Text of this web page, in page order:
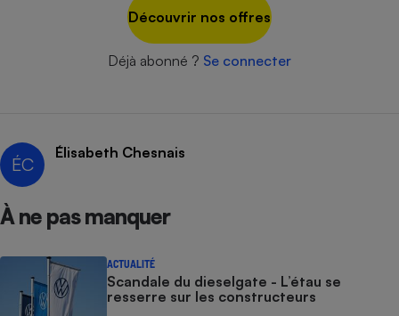
Découvrir nos offres
Déjà abonné ? Se connecter
ÉC
Élisabeth Chesnais
À ne pas manquer
ACTUALITÉ
Scandale du dieselgate - L’étau se
resserre sur les constructeurs
Climatiseur -
Ventilateur